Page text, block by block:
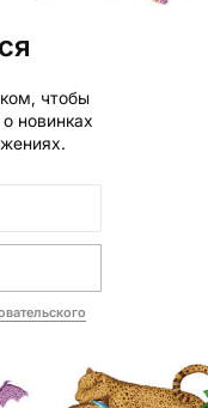
чтобы
новинках